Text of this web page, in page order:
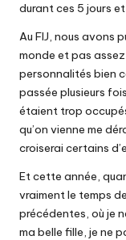
durant ces 5 jours
Au FIJ, nous avons
monde et pas
personnalités bien
passée plusieurs
étaient trop
qu’on vienne me
croiserai certains
Et cette année,
vraiment le temps
précédentes, où je
ma belle fille, je ne